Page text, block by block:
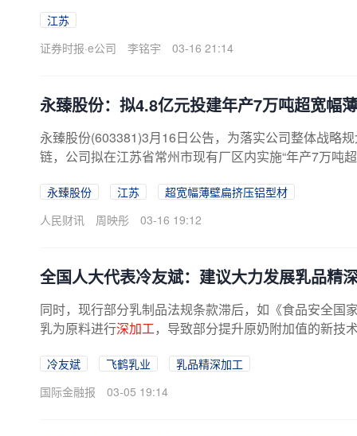
江苏
证券时报·e公司
李铭宇 03-16 21:14
永臻股份：拟4.8亿元投建年产7万吨超宽幅
永臻股份(603381)3月16日公告，为落实公司整体战略
链，公司拟在江苏省常州市现有厂区内实施“年产7万吨
永臻股份 江苏
超宽幅薄壁扁挤压铝型材
人民财讯
周映彤 03-16 19:12
全国人大代表冷友斌：建议大力发展乳品精
同时，现行部分乳制品法规条款滞后，如《食品安全国
乳为原料进行深加工，导致部分提升原奶附加值的新技
冷友斌 飞鹤乳业
乳品精深加工
国际金融报
03-05 19:14